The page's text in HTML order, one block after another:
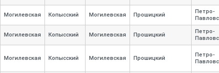
Могилевская Копысский Могилевская Прошицкий
Петро-
Могилевская Копысский Могилевская Прошицкий
Петро-
Могилевская Копысский Могилевская Прошицкий
Петро-